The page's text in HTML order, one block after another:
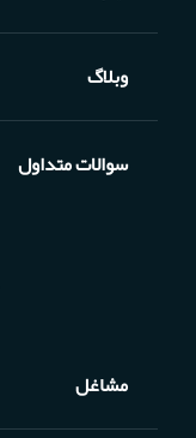
وبلاگ
سوالات متداول
مشاغل